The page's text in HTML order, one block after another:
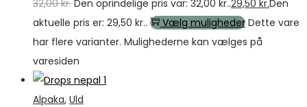
32,00kr. Den oprindelige pris var: 32,00 kr..29,50 kr.Den
aktuelle pris er: 29,50 kr..
Vælg muligheder Dette vare
har flere varianter. Mulighederne kan vælges på
varesiden
Alpaka, Uld